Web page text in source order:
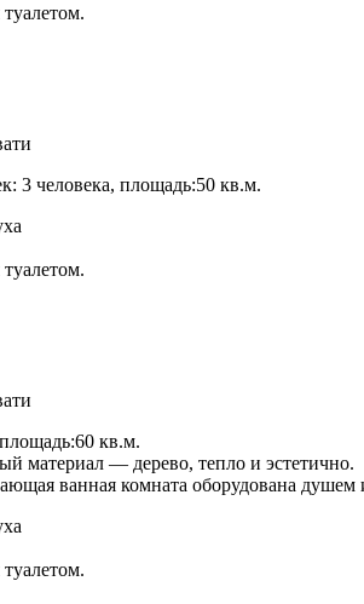
3 человека, площадь:50 кв.м.
кв.м.
материал — дерево, тепло и эстетично.
ванная комната оборудована душем